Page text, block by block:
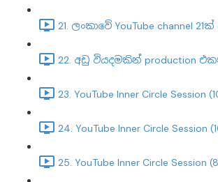
21. ලංකාවේ YouTube channel
22. අඩු වියදමකින් production
23. YouTube Inner Circle Session
24. YouTube Inner Circle Session
25. YouTube Inner Circle Session